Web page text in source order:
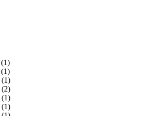
(1)
(1)
(1)
(2)
(1)
(1)